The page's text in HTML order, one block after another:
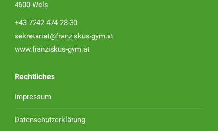
4600 Wels
+43 7242 474 28-30
sekretariat@franziskus-gym.at
www.franziskus-gym.at
Rechtliches
Impressum
Datenschutzerklärung